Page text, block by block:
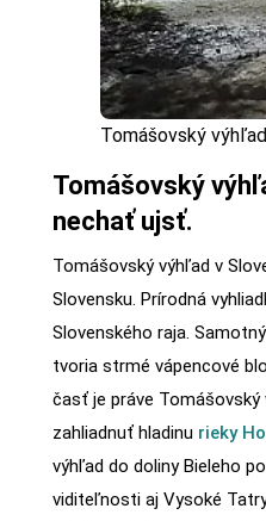
Tomášovský
Tomášovský
nechať ujsť.
Tomášovský výhľad v
Slovensku. Prírodná
Slovenského raja.
tvoria strmé vápencové
časť je práve Tomášovský
zahliadnuť hladinu rieky
výhľad do doliny Bieleho
viditeľnosti aj Vysoké